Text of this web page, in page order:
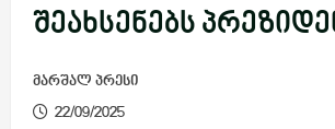
შეახსენებს
მარშალ პრესი
22/09/2025